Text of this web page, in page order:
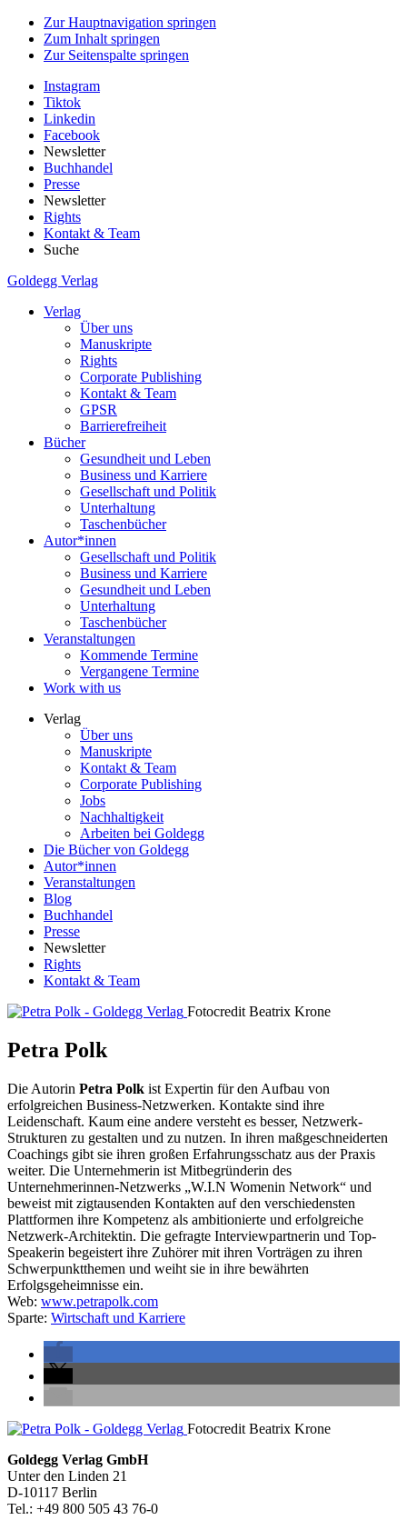
Zur Hauptnavigation springen
Zum Inhalt springen
Zur Seitenspalte springen
Instagram
Tiktok
Linkedin
Facebook
Newsletter
Buchhandel
Presse
Newsletter
Rights
Kontakt & Team
Suche
Goldegg Verlag
Verlag
Über uns
Manuskripte
Rights
Corporate Publishing
Kontakt & Team
GPSR
Barrierefreiheit
Bücher
Gesundheit und Leben
Business und Karriere
Gesellschaft und Politik
Unterhaltung
Taschenbücher
Autor*innen
Gesellschaft und Politik
Business und Karriere
Gesundheit und Leben
Unterhaltung
Taschenbücher
Veranstaltungen
Kommende Termine
Vergangene Termine
Work with us
Verlag
Über uns
Manuskripte
Kontakt & Team
Corporate Publishing
Jobs
Nachhaltigkeit
Arbeiten bei Goldegg
Die Bücher von Goldegg
Autor*innen
Veranstaltungen
Blog
Buchhandel
Presse
Newsletter
Rights
Kontakt & Team
Fotocredit Beatrix Krone
Petra Polk
Die Autorin Petra Polk ist Expertin für den Aufbau von
erfolgreichen Business-Netzwerken. Kontakte sind ihre
Leidenschaft. Kaum eine andere versteht es besser, Netzwerk-
Strukturen zu gestalten und zu nutzen. In ihren maßgeschneiderten
Coachings gibt sie ihren großen Erfahrungsschatz aus der Praxis
weiter. Die Unternehmerin ist Mitbegründerin des
Unternehmerinnen-Netzwerks „W.I.N Womenin Network“ und
beweist mit zigtausenden Kontakten auf den verschiedensten
Plattformen ihre Kompetenz als ambitionierte und erfolgreiche
Netzwerk-Architektin. Die gefragte Interviewpartnerin und Top-
Speakerin begeistert ihre Zuhörer mit ihren Vorträgen zu ihren
Schwerpunktthemen und weiht sie in ihre bewährten
Erfolgsgeheimnisse ein.
Web: www.petrapolk.com
Sparte: Wirtschaft und Karriere
Seitenleiste Fotocredit Beatrix Krone
Footer-
Section
Goldegg Verlag GmbH
Unter den Linden 21
D-10117 Berlin
Tel.: +49 800 505 43 76-0